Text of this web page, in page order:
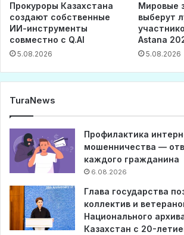
Прокуроры Казахстана
создают собственные
ИИ-инструменты
совместно с Q.AI
5.08.2026
Мировые
выберут
Astana
5.08.2026
TuraNews
Профилактика
мошенничества —
каждого гражданина
6.08.2026
Глава государства
коллектив и
Национального
Казахстан с 20-